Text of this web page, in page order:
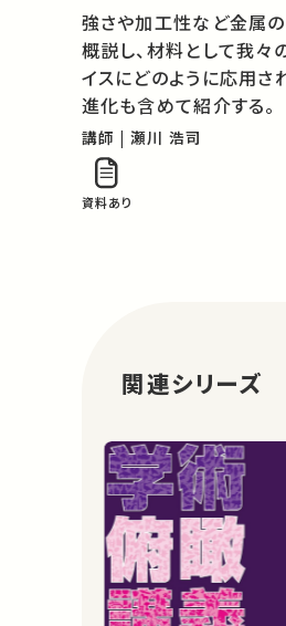
強さや加工性など金属
概説し、材料として我
イスにどのように応用さ
進化も含めて紹介する。
講師 | 瀬川 浩司
資料あり
関連シリーズ